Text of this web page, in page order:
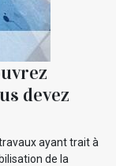
devez
ayant trait à
de la